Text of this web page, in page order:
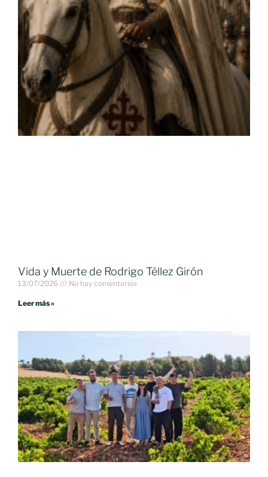
Vida y Muerte de Rodrigo Téllez Girón
13/07/2026 No hay comentarios
Leer más »